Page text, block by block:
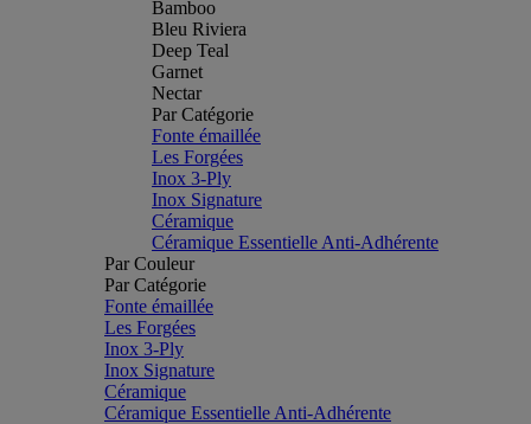
Bamboo
Bleu Riviera
Deep Teal
Garnet
Nectar
Par Catégorie
Fonte émaillée
Les Forgées
Inox 3-Ply
Inox Signature
Céramique
Céramique Essentielle Anti-Adhérente
Par Couleur
Par Catégorie
Fonte émaillée
Les Forgées
Inox 3-Ply
Inox Signature
Céramique
Céramique Essentielle Anti-Adhérente